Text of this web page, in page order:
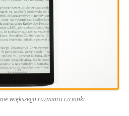
większego rozmiaru czcionki